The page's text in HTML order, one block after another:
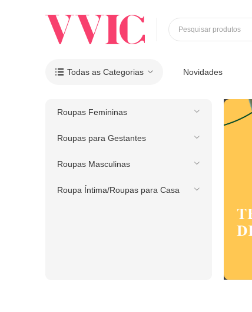
Pesquisar produtos
 Todas as Categorias Novidades
Roupas Femininas
Roupas para Gestantes
Roupas Masculinas
Roupa Íntima/Roupas para Casa